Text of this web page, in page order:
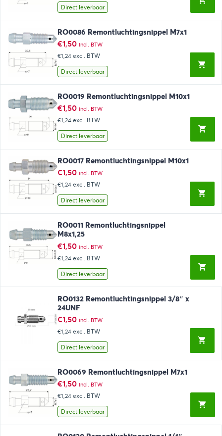
Direct leverbaar
RO0086 Remontluchtingsnippel M7x1
€1,50 incl. BTW
€1,24 excl. BTW
Direct leverbaar
RO0019 Remontluchtingsnippel M10x1
€1,50 incl. BTW
€1,24 excl. BTW
Direct leverbaar
RO0017 Remontluchtingsnippel M10x1
€1,50 incl. BTW
€1,24 excl. BTW
Direct leverbaar
RO0011 Remontluchtingsnippel
M8x1,25
€1,50 incl. BTW
€1,24 excl. BTW
Direct leverbaar
RO0132 Remontluchtingsnippel 3/8″ x
24UNF
€1,50 incl. BTW
€1,24 excl. BTW
Direct leverbaar
RO0069 Remontluchtingsnippel M7x1
€1,50 incl. BTW
€1,24 excl. BTW
Direct leverbaar